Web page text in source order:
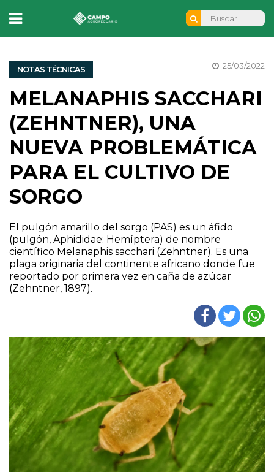
NOTAS TÉCNICAS 25/03/2022
MELANAPHIS SACCHARI
(ZEHNTNER), UNA
NUEVA PROBLEMÁTICA
PARA EL CULTIVO DE
SORGO
El pulgón amarillo del sorgo (PAS) es un áfido
(pulgón, Aphididae: Hemíptera) de nombre
científico Melanaphis sacchari (Zehntner). Es una
plaga originaria del continente africano donde fue
reportado por primera vez en caña de azúcar
(Zehntner, 1897).